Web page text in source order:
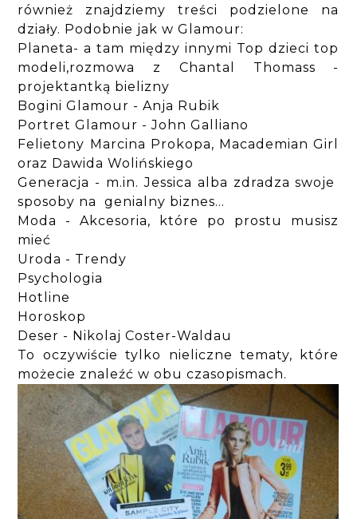
również znajdziemy treści podzielone na
działy. Podobnie jak w Glamour:
Planeta- a tam między innymi Top dzieci top
modeli,rozmowa z Chantal Thomass -
projektantką bielizny
Bogini Glamour - Anja Rubik
Portret Glamour - John Galliano
Felietony Marcina Prokopa, Macademian Girl
oraz Dawida Wolińskiego
Generacja - m.in. Jessica alba zdradza swoje
sposoby na genialny biznes...
Moda - Akcesoria, które po prostu musisz
mieć
Uroda - Trendy
Psychologia
Hotline
Horoskop
Deser - Nikolaj Coster-Waldau
To oczywiście tylko nieliczne tematy, które
możecie znaleźć w obu czasopismach.